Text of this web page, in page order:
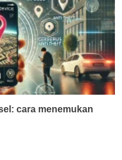
cara menemukan